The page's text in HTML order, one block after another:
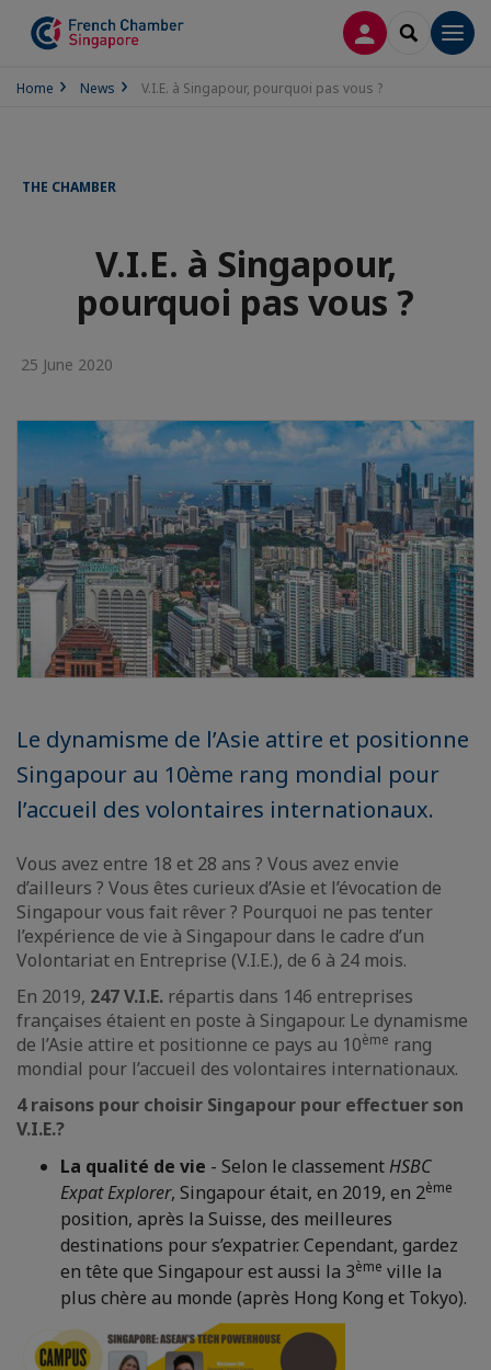
LOG INSEARCH
Home News V.I.E. à Singapour, pourquoi pas vous ?
THE CHAMBER
V.I.E. à Singapour,
pourquoi pas vous ?
25 June 2020
Le dynamisme de l’Asie attire et positionne
Singapour au 10ème rang mondial pour
l’accueil des volontaires internationaux.
Vous avez entre 18 et 28 ans ? Vous avez envie
d’ailleurs ? Vous êtes curieux d’Asie et l’évocation de
Singapour vous fait rêver ? Pourquoi ne pas tenter
l’expérience de vie à Singapour dans le cadre d’un
Volontariat en Entreprise (V.I.E.), de 6 à 24 mois.
En 2019, 247 V.I.E. répartis dans 146 entreprises
françaises étaient en poste à Singapour. Le dynamisme
de l’Asie attire et positionne ce pays au 10ème rang
mondial pour l’accueil des volontaires internationaux.
4 raisons pour choisir Singapour pour effectuer son
V.I.E.?
La qualité de vie - Selon le classementHSBC
Expat Explorer, Singapour était, en 2019, en 2ème
position, après la Suisse, des meilleures
destinations pour s’expatrier. Cependant, gardez
en tête que Singapour est aussi la 3ème ville la
plus chère au monde (après Hong Kong et Tokyo).